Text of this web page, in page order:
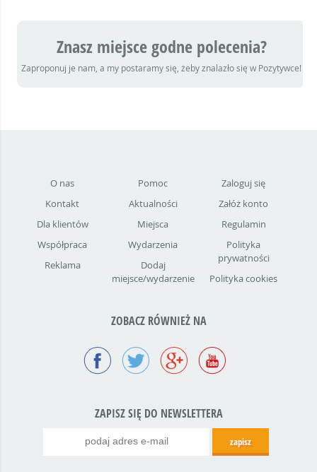
Znasz miejsce godne polecenia?
Zaproponuj je nam, a my postaramy się, żeby znalazło się w Pozytywce!
O nas
Kontakt
Dla klientów
Współpraca
Reklama
Pomoc
Aktualności
Miejsca
Wydarzenia
Dodaj
miejsce/wydarzenie
Zaloguj się
Załóż konto
Regulamin
Polityka
prywatności
Polityka cookies
ZOBACZ RÓWNIEŻ NA
ZAPISZ SIĘ DO NEWSLETTERA